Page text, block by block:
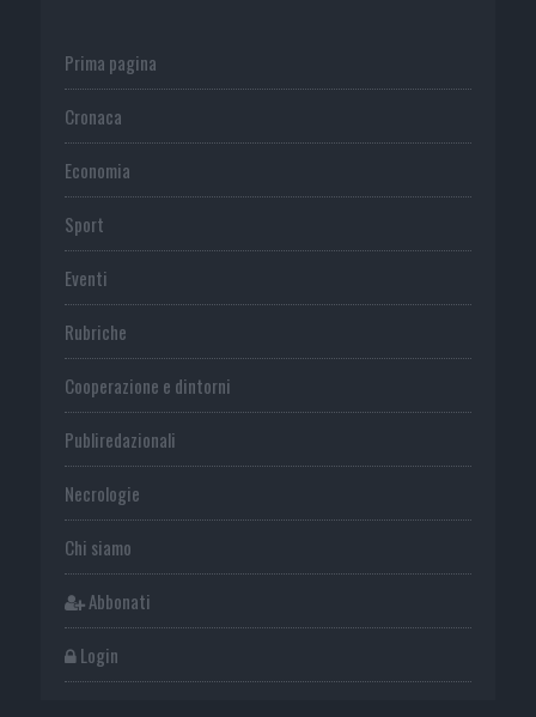
Prima pagina
Cronaca
Economia
Sport
Eventi
Rubriche
Cooperazione e dintorni
Publiredazionali
Necrologie
Chi siamo
Abbonati
Login